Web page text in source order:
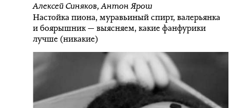
Алексей Синяков,Антон Ярош
Настойка пиона, муравьиный спирт, валерьянка
и боярышник — выясняем, какие фанфурики
лучше (никакие)